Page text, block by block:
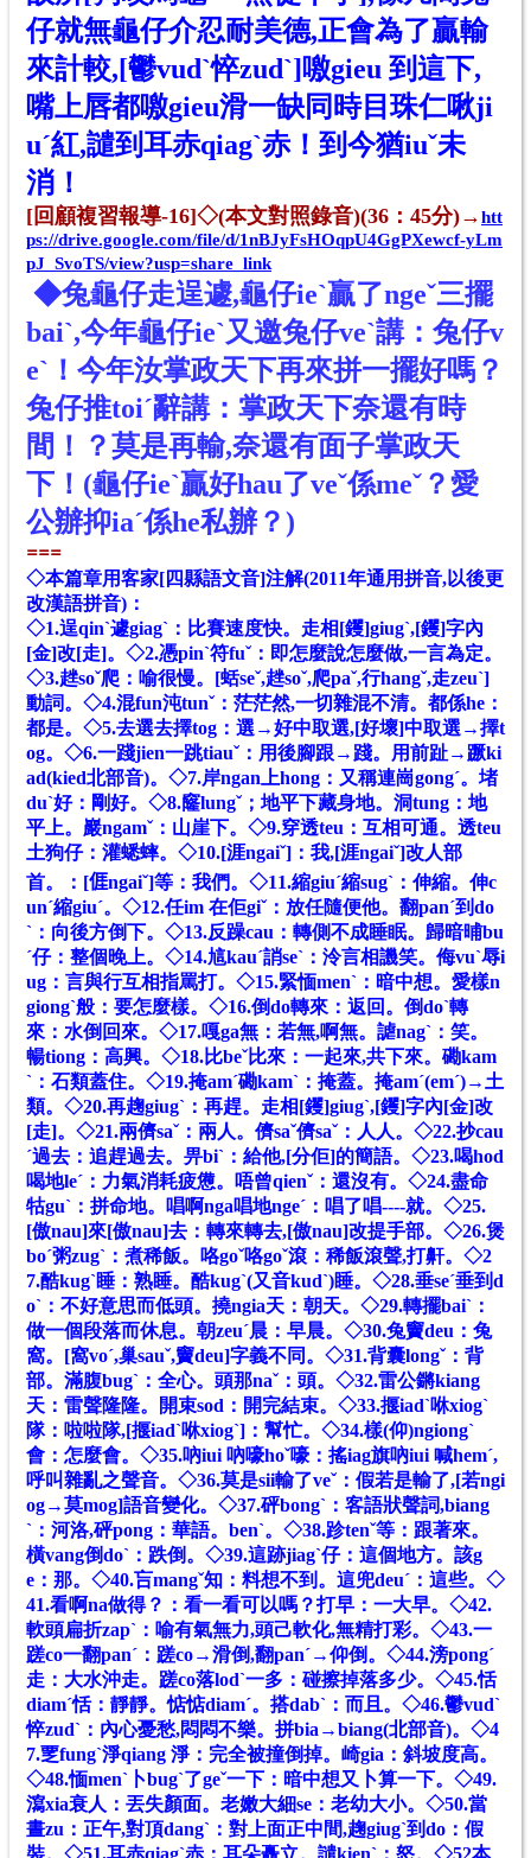
仔就無龜仔介忍耐美德,正會為了贏輸
來計較,[鬱vudˋ悴zudˋ]噭gieu 到這下,
嘴上唇都噭gieu滑一缺同時目珠仁啾ji
uˊ紅,譴到耳赤qiagˋ赤！到今猶iuˇ未
消！
[回顧複習報導-16]◇(本文對照錄音)(36：45分)→htt
ps://drive.google.com/file/d/1nBJyFsHOqpU4GgPXewcf-yLm
pJ_SvoTS/view?usp=share_link
◆兔龜仔走逞遽,龜仔ieˋ贏了ngeˇ三擺
baiˋ,今年龜仔ieˋ又邀兔仔veˋ講：兔仔v
eˋ！今年汝掌政天下再來拼一擺好嗎？
兔仔推toiˊ辭講：掌政天下奈還有時
間！？莫是再輸,奈還有面子掌政天
下！(龜仔ieˋ贏好hau了veˇ係meˇ？愛
公辦抑iaˊ係he私辦？)
===
◇本篇章用客家[四縣語文音]注解(2011年通用拼音,以後更
改漢語拼音) ：
◇1.逞qinˋ遽giagˋ：比賽速度快。走相[钁]giugˋ,[钁]字內
[金]改[走]。 ◇2.憑pinˋ符fuˇ：即怎麼說怎麼做,一言為定。
◇3.趖soˇ爬：喻很慢。[蛞seˇ,趖soˇ,爬paˇ,行hangˇ,走zeuˋ]
動詞。 ◇4.混fun沌tunˇ：茫茫然,一切雜混不清。都係he：
都是。 ◇5.去選去擇tog：選→好中取選,[好壞]中取選→擇t
og。 ◇6.一踐jien一跳tiauˇ：用後腳跟→踐。用前趾→蹶ki
ad(kied北部音)。 ◇7.岸ngan上hong：又稱連崗gongˊ。堵
duˋ好：剛好。 ◇8.窿lungˇ；地平下藏身地。洞tung：地
平上。巖ngamˇ：山崖下。 ◇9.穿透teu：互相可通。透teu
土狗仔：灌蟋蟀。 ◇10.[涯ngaiˇ]：我,[涯ngaiˇ]改人部
首。：[𠊎ngaiˇ]等：我們。 ◇11.縮giuˊ縮sugˋ：伸縮。伸c
unˊ縮giuˊ。 ◇12.任im 在佢giˇ：放任隨便他。翻panˊ到do
ˋ：向後方倒下。 ◇13.反躁cau：轉側不成睡眠。歸暗晡bu
ˊ仔：整個晚上。 ◇14.訄kauˊ誚seˋ：泠言相譏笑。侮vuˋ辱i
ug：言與行互相指罵打。 ◇15.緊愐menˋ：暗中想。愛樣n
giongˋ般：要怎麼樣。 ◇16.倒do轉來：返回。倒doˋ轉
來：水倒回來。 ◇17.嘎ga無：若無,啊無。謔nagˋ：笑。
暢tiong：高興。 ◇18.比beˇ比來：一起來,共下來。磡kam
ˋ：石類蓋住。 ◇19.掩amˊ磡kamˋ：掩蓋。掩amˊ(emˊ)→土
類。 ◇20.再趜giugˋ：再趕。走相[钁]giugˋ,[钁]字內[金]改
[走]。 ◇21.兩儕saˇ：兩人。儕saˇ儕saˇ：人人。 ◇22.抄cau
ˊ過去：追趕過去。畀biˋ：給他,[分佢]的簡語。 ◇23.喝hod
喝地leˊ：力氣消耗疲憊。唔曾qienˇ：還沒有。 ◇24.盡命
牯guˋ：拼命地。唱啊nga唱地ngeˊ：唱了唱----就。 ◇25.
[傲nau]來[傲nau]去：轉來轉去,[傲nau]改提手部。 ◇26.煲
boˊ粥zugˋ：煮稀飯。咯goˇ咯goˇ滾：稀飯滾聲,打鼾。 ◇2
7.酷kugˋ睡：熟睡。酷kugˋ(又音kudˋ)睡。 ◇28.垂seˊ垂到d
oˋ：不好意思而低頭。撓ngia天：朝天。 ◇29.轉擺baiˋ：
做一個段落而休息。朝zeuˊ晨：早晨。 ◇30.兔竇deu：兔
窩。[窩voˊ,巢sauˇ,竇deu]字義不同。 ◇31.背囊longˇ：背
部。滿腹bugˋ：全心。頭那naˇ：頭。 ◇32.雷公鏘kiang
天：雷聲隆隆。開束sod：開完結束。 ◇33.揠iadˋ咻xiogˋ
隊：啦啦隊,[揠iadˋ咻xiogˋ]：幫忙。 ◇34.樣(仰)ngiongˋ
會：怎麼會。 ◇35.吶iui 吶嚎hoˇ嚎：搖iag旗吶iui 喊hemˊ,
呼叫雜亂之聲音。 ◇36.莫是sii輸了veˇ：假若是輸了,[若ngi
og→莫mog]語音變化。 ◇37.砰bongˋ：客語狀聲詞,biang
ˋ：河洛,砰pong：華語。benˋ。 ◇38.跈tenˇ等：跟著來。
橫vang倒doˋ：跌倒。 ◇39.這跡jiagˋ仔：這個地方。該g
e：那。 ◇40.吂mangˇ知：料想不到。這兜deuˊ：這些。 ◇
41.看啊na做得？：看一看可以嗎？打早：一大早。 ◇42.
軟頭扁折zapˋ：喻有氣無力,頭己軟化,無精打彩。 ◇43.一
蹉co一翻panˊ：蹉co→滑倒,翻panˊ→仰倒。 ◇44.滂pongˊ
走：大水沖走。蹉co落lodˋ一多：碰擦掉落多少。 ◇45.恬
diamˊ恬：靜靜。惦惦diamˊ。搭dabˋ：而且。 ◇46.鬱vudˋ
悴zudˋ：內心憂愁,悶悶不樂。拼bia→biang(北部音)。 ◇4
7.覂fungˋ淨qiang 淨：完全被撞倒掉。崎gia：斜坡度高。
◇48.愐menˋ卜bugˋ了geˇ一下：暗中想又卜算一下。 ◇49.
瀉xia衰人：丟失顏面。老嫩大細se：老幼大小。 ◇50.當
晝zu：正午,對頂dangˋ：對上面正中間,趜giugˋ到do：假
裝。 ◇51.耳赤qiagˋ赤：耳朵矗立。譴kienˋ：怒。 ◇52本